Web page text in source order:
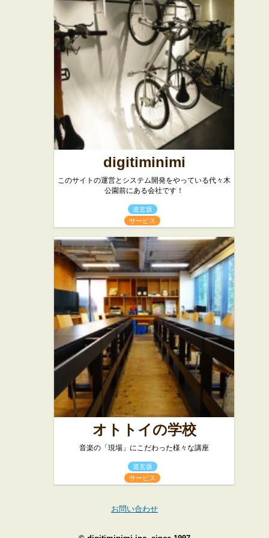
スイーツ
ズ レスト
ラン
西洋料理
digitiminimi
このサイトの運営とシステム開発をやっている代々木
公園前にある会社です！
道玄坂
サービス
オトトイの学校
音楽の「現場」にこだわった様々な講座
道玄坂
サービス
お問い合わせ